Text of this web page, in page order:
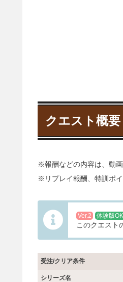
クエスト概要
※報酬などの内容は、動画
※リプレイ報酬、特訓ポ
Ver.2 体験版OK
このクエスト
受注/クリア条件
シリーズ名